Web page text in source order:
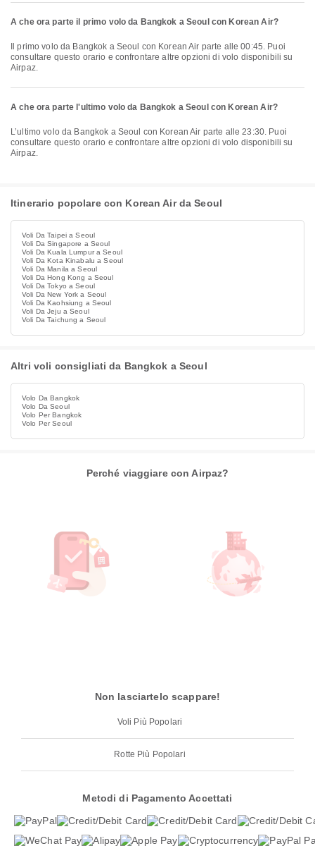
A che ora parte il primo volo da Bangkok a Seoul con Korean Air?
consultare questo orario e confrontare altre opzioni di volo disponibili su
Airpaz.
A che ora parte l'ultimo volo da Bangkok a Seoul con Korean Air?
L’ultimo volo da Bangkok a Seoul con Korean Air parte alle 23:30. Puoi
consultare questo orario e confrontare altre opzioni di volo disponibili su
Airpaz.
Itinerario popolare con Korean Air da Seoul
Voli Da Taipei a Seoul
Voli Da Singapore a Seoul
Voli Da Kuala Lumpur a Seoul
Voli Da Kota Kinabalu a Seoul
Voli Da Manila a Seoul
Voli Da Hong Kong a Seoul
Voli Da Tokyo a Seoul
Voli Da New York a Seoul
Voli Da Kaohsiung a Seoul
Voli Da Jeju a Seoul
Voli Da Taichung a Seoul
Altri voli consigliati da Bangkok a Seoul
Volo Da Bangkok
Volo Da Seoul
Volo Per Bangkok
Volo Per Seoul
Perché viaggiare con Airpaz?
Non lasciartelo scappare!
Voli Più Popolari
Rotte Più Popolari
Metodi di Pagamento Accettati